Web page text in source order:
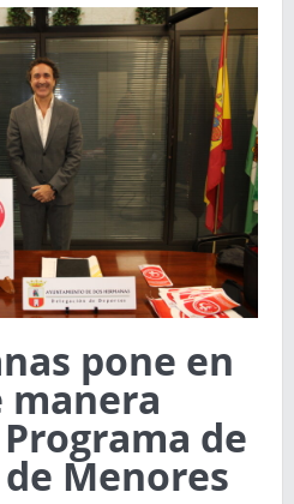
pone en
manera
de
Menores